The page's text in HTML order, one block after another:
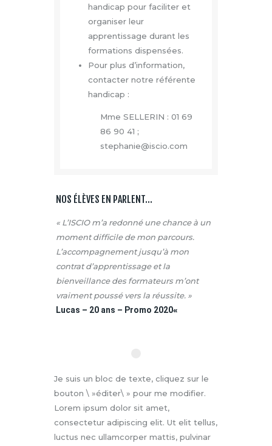
handicap pour faciliter et
organiser leur
apprentissage durant les
formations dispensées.
Pour plus d’information,
contacter notre référente
handicap :
Mme SELLERIN : 01 69
86 90 41 ;
stephanie@iscio.com
NOS ÉLÈVES EN PARLENT…
« L’ISCIO m’a redonné une chance à un
moment difficile de mon parcours.
L’accompagnement jusqu’à mon
contrat d’apprentissage et la
bienveillance des formateurs m’ont
vraiment poussé vers la réussite. »
Lucas – 20 ans – Promo 2020«
Je suis un bloc de texte, cliquez sur le
bouton \ »éditer\ » pour me modifier.
Lorem ipsum dolor sit amet,
consectetur adipiscing elit. Ut elit tellus,
luctus nec ullamcorper mattis, pulvinar